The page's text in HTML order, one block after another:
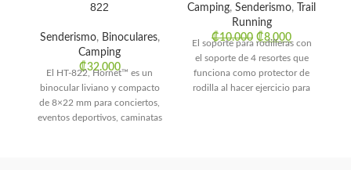
822
Senderismo, Binoculares,
Camping
₡32.000
El HT-822, Hornet™ es un
binocular liviano y compacto
de 8×22 mm para conciertos,
eventos deportivos, caminatas
Camping, Senderismo,
Trail
Running
₡10.000 ₡8.000
El soporte para rodilleras con
el soporte de 4 resortes que
funciona como protector de
rodilla al hacer ejercicio para